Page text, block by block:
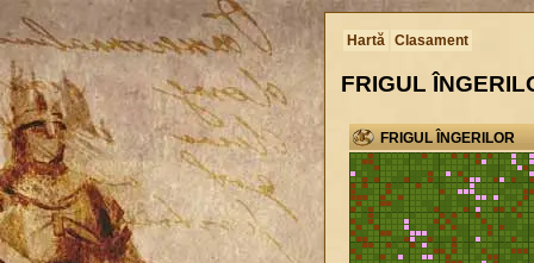
Hartă Clasament
FRIGUL
FRIGUL ÎNGERILOR